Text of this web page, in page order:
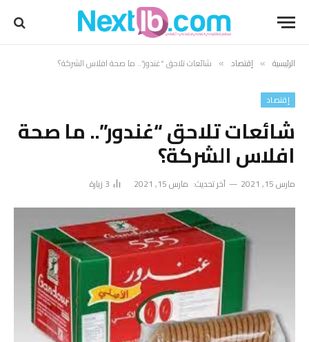
الرئيسية » إقتصاد » شائعات تلاحق “غندور”.. ما صحة افلاس الشركة؟
إقتصاد
شائعات تلاحق “غندور”.. ما صحة
افلاس الشركة؟
مارس 15, 2021 آخر تحديث: مارس 15, 2021 3 زيارة